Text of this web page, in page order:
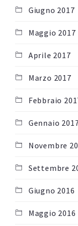
Giugno 2017
Maggio 2017
Aprile 2017
Marzo 2017
Febbraio
Gennaio
Novembre
Settembre
Giugno 2016
Maggio 2016